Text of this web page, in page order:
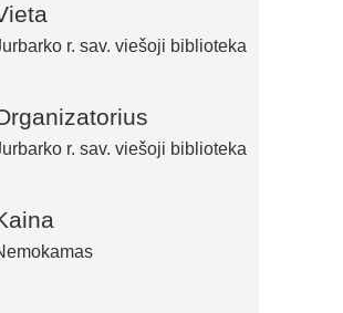
r. sav. viešoji biblioteka
r. sav. viešoji biblioteka